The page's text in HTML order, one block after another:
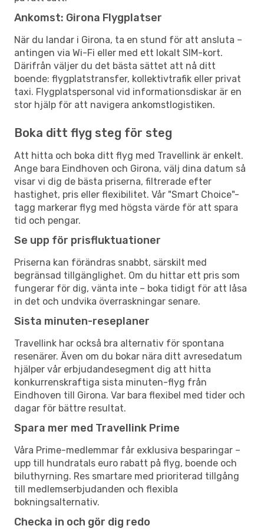
Ankomst: Girona Flygplatser
När du landar i Girona, ta en stund för att ansluta –
antingen via Wi-Fi eller med ett lokalt SIM-kort.
Därifrån väljer du det bästa sättet att nå ditt
boende: flygplatstransfer, kollektivtrafik eller privat
taxi. Flygplatspersonal vid informationsdiskar är en
stor hjälp för att navigera ankomstlogistiken.
Boka ditt flyg steg för steg
Att hitta och boka ditt flyg med Travellink är enkelt.
Ange bara Eindhoven och Girona, välj dina datum så
visar vi dig de bästa priserna, filtrerade efter
hastighet, pris eller flexibilitet. Vår "Smart Choice"-
tagg markerar flyg med högsta värde för att spara
tid och pengar.
Se upp för prisfluktuationer
Priserna kan förändras snabbt, särskilt med
begränsad tillgänglighet. Om du hittar ett pris som
fungerar för dig, vänta inte – boka tidigt för att låsa
in det och undvika överraskningar senare.
Sista minuten-reseplaner
Travellink har också bra alternativ för spontana
resenärer. Även om du bokar nära ditt avresedatum
hjälper vår erbjudandesegment dig att hitta
konkurrenskraftiga sista minuten-flyg från
Eindhoven till Girona. Var bara flexibel med tider och
dagar för bättre resultat.
Spara mer med Travellink Prime
Våra Prime-medlemmar får exklusiva besparingar –
upp till hundratals euro rabatt på flyg, boende och
biluthyrning. Res smartare med prioriterad tillgång
till medlemserbjudanden och flexibla
bokningsalternativ.
Checka in och gör dig redo